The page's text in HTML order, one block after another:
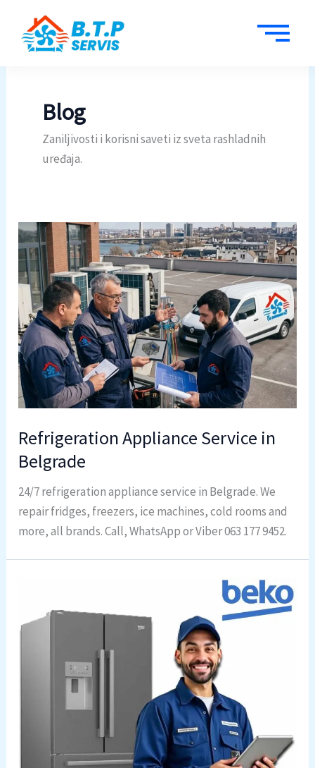
садржај
Blog
Zaniljivosti i korisni saveti iz sveta rashladnih
uređaja.
Refrigeration Appliance Service in
Belgrade
24/7 refrigeration appliance service in Belgrade. We
repair fridges, freezers, ice machines, cold rooms and
more, all brands. Call, WhatsApp or Viber 063 177 9452.